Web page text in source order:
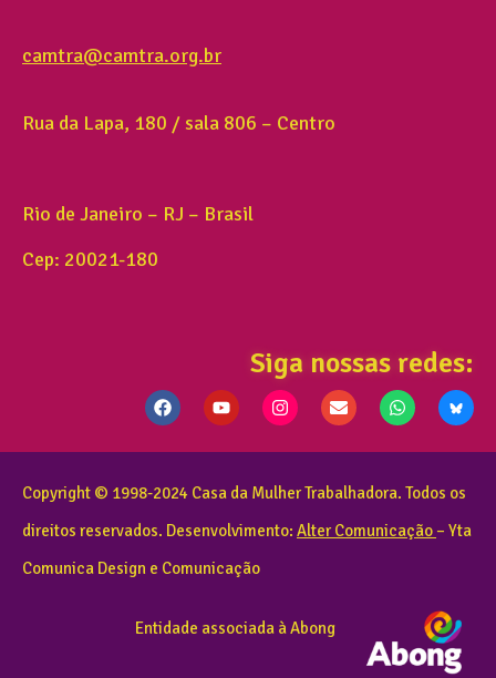
camtra@camtra.org.br
Rua da Lapa, 180 / sala 806 – Centro
Rio de Janeiro – RJ – Brasil
Cep: 20021-180
Siga nossas redes:
Copyright © 1998-2024 Casa da Mulher Trabalhadora. Todos os
direitos reservados. Desenvolvimento: Alter Comunicação – Yta
Comunica Design e Comunicação
Entidade associada à Abong